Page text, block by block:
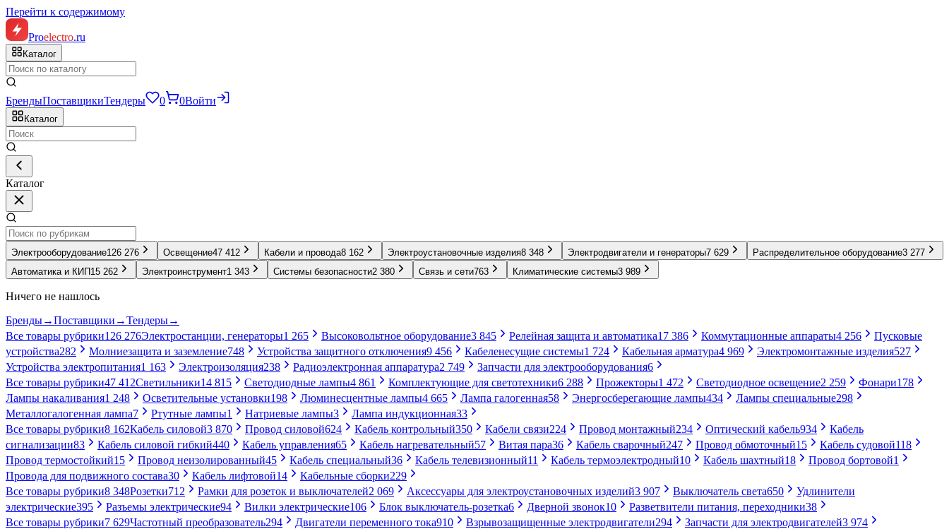
Перейти к содержимому
Proelectro.ru
Каталог
БрендыПоставщикиТендеры 0 0Войти
Каталог
Каталог
Электрооборудование126 276 Освещение47 412 Кабели и провода8 162 Электроустановочные изделия8 348 Электродвигатели и генераторы7 629 Распределительное оборудование3 277
Автоматика и КИП 15 262 Электроинструмент1 343 Системы безопасности2 380 Связь и сети763 Климатические системы3 989
Ничего не нашлось
Бренды→Поставщики →Тендеры→
Все товары рубрики126 276Электростанции, генераторы1 265 Высоковольтное оборудование3 845 Релейная защита и автоматика17 386 Коммутационные аппараты4 256
Пусковые
устройства282 Молниезащита и заземление748 Устройства защитного отключения9 456 Кабеленесущие системы1 724 Кабельная арматура4 969 Электромонтажные изделия527
Устройства электропитания1 163 Электроизоляция238 Радиоэлектронная аппаратура2 749 Запчасти для электрооборудования6
Все товары рубрики47 412Светильники14 815 Светодиодные лампы4 861 Комплектующие для светотехники6 288 Прожекторы1 472 Светодиодное освещение2 259 Фонари178
Лампы накаливания1 248 Осветительные установки198 Люминесцентные лампы4 665 Лампа галогенная58 Энергосберегающие лампы434 Лампы специальные298
Металлогалогенная лампа7 Ртутные лампы1 Натриевые лампы3 Лампа индукционная33
Все товары рубрики8 162Кабель силовой3 870 Провод силовой624 Кабель контрольный350 Кабели связи224 Провод монтажный234 Оптический кабель934
Кабель
сигнализации83 Кабель силовой гибкий440 Кабель управления65 Кабель нагревательный57 Витая пара36 Кабель сварочный247 Провод обмоточный15 Кабель судовой118
Провод термостойкий15 Провод неизолированный45 Кабель специальный36 Кабель телевизионный11 Кабель термоэлектродный10 Кабель шахтный18 Провод бортовой1
Провода для подвижного состава30 Кабель лифтовой14 Кабельные сборки229
Все товары рубрики8 348Розетки712 Рамки для розеток и выключателей2 069 Аксессуары для электроустановочных изделий3 907 Выключатель света650
Удлинители
электрические395 Разъемы электрические94 Вилки электрические106 Блок выключатель-розетка6 Дверной звонок10 Разветвители питания, переходники38
Все товары рубрики7 629Частотный преобразователь294 Двигатели переменного тока910 Взрывозащищенные электродвигатели294 Запчасти для электродвигателей3 974